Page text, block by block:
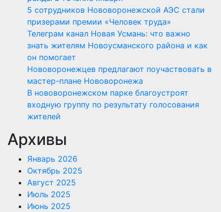
5 сотрудников Нововоронежской АЭС стали
призерами премии «Человек труда»
Телеграм канал Новая Усмань: что важно
знать жителям Новоусманского района и как
он помогает
Нововоронежцев предлагают поучаствовать в
мастер-плане Нововоронежа
В нововоронежском парке благоустроят
входную группу по результату голосования
жителей
Архивы
Январь 2026
Октябрь 2025
Август 2025
Июль 2025
Июнь 2025